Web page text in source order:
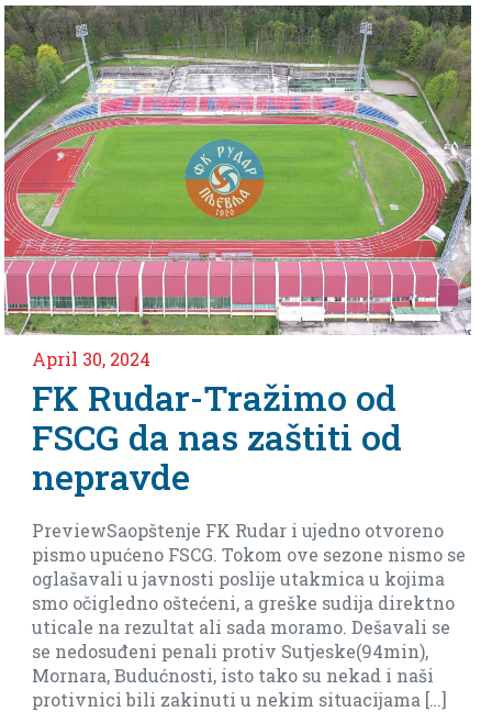
April 30, 2024
FK Rudar-Tražimo od
FSCG da nas zaštiti od
nepravde
PreviewSaopštenje FK Rudar i ujedno otvoreno
pismo upućeno FSCG. Tokom ove sezone nismo se
oglašavali u javnosti poslije utakmica u kojima
smo očigledno oštećeni, a greške sudija direktno
uticale na rezultat ali sada moramo. Dešavali se
se nedosuđeni penali protiv Sutjeske(94min),
Mornara, Budućnosti, isto tako su nekad i naši
protivnici bili zakinuti u nekim situacijama […]